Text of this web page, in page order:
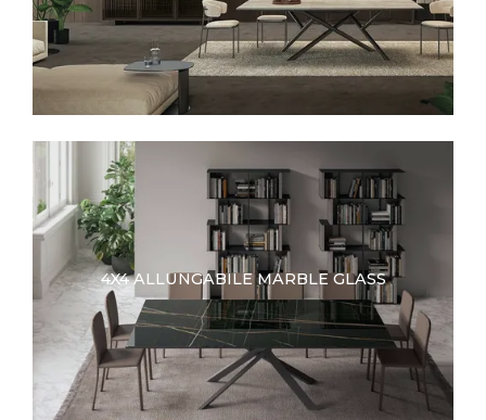
4X4 ALLUNGABILE MARBLE GLASS